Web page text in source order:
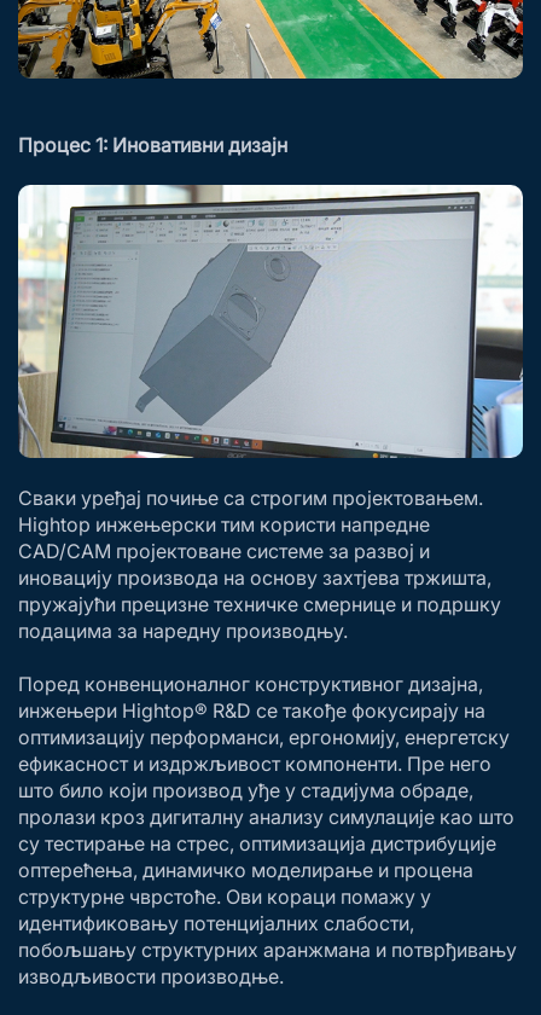
Процес 1: Иновативни дизајн
Сваки уређај почиње са строгим пројектовањем.
Hightop инжењерски тим користи напредне
CAD/CAM пројектоване системе за развој и
иновацију производа на основу захтјева тржишта,
пружајући прецизне техничке смернице и подршку
подацима за наредну производњу.
Поред конвенционалног конструктивног дизајна,
инжењери Hightop® R&D се такође фокусирају на
оптимизацију перформанси, ергономију, енергетску
ефикасност и издржљивост компоненти. Пре него
што било који производ уђе у стадијума обраде,
пролази кроз дигиталну анализу симулације као што
су тестирање на стрес, оптимизација дистрибуције
оптерећења, динамичко моделирање и процена
структурне чврстоће. Ови кораци помажу у
идентификовању потенцијалних слабости,
побољшању структурних аранжмана и потврђивању
изводљивости производње.